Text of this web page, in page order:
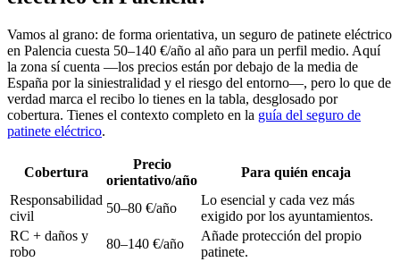
Vamos al grano: de forma orientativa, un seguro de patinete eléctrico
en Palencia cuesta 50–140 €/año al año para un perfil medio. Aquí
la zona sí cuenta —los precios están por debajo de la media de
España por la siniestralidad y el riesgo del entorno—, pero lo que de
verdad marca el recibo lo tienes en la tabla, desglosado por
cobertura. Tienes el contexto completo en la guía del seguro de
patinete eléctrico.
Cobertura
Precio
orientativo/año
Para quién encaja
Responsabilidad
civil
50–80 €/año
Lo esencial y cada vez más
exigido por los ayuntamientos.
RC + daños y
robo
80–140 €/año
Añade protección del propio
patinete.